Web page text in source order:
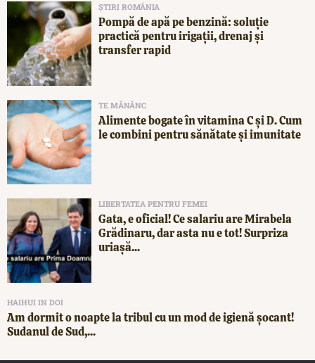
ȘTIRI ROMÂNIA
Pompă de apă pe benzină: soluție
practică pentru irigații, drenaj și
transfer rapid
TE MĂNÂNC
Alimente bogate în vitamina C și D. Cum
le combini pentru sănătate și imunitate
LIBERTATEA PENTRU FEMEI
Gata, e oficial! Ce salariu are Mirabela
Grădinaru, dar asta nu e tot! Surpriza
uriașă...
HAIHUI IN DOI
Am dormit o noapte la tribul cu un mod de igienă șocant!
Sudanul de Sud,...